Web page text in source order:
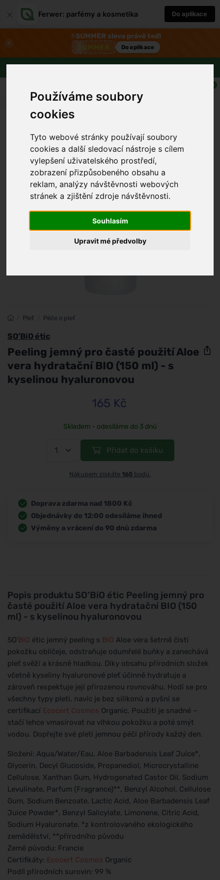
Používáme soubory
cookies
Tyto webové stránky používají soubory
cookies a další sledovací nástroje s cílem
vylepšení uživatelského prostředí,
zobrazení přizpůsobeného obsahu a
reklam, analýzy návštěvnosti webových
stránek a zjištění zdroje návštěvnosti.
Souhlasím
Upravit mé předvolby
Ferwer: parfémy a kosmetika Do aplikace
×
⚡SUMMER sleva právě teď!
Do aplikace
0
Popis produktu SO’BiO étic Peeling jemný pro
časté použití Aloe vera hydratační BIO (150
ml) - s kyselinou hyaluronovou
SO’BiO étic jemný peeling s BIO Aloe vera šetrně čistí
pokožku obličeje, odstraňuje odumřelé buňky a zanechává
pleť svěží a krásně hladkou. Díky obsahu přírodních složek
včetně kyseliny hyaluronové pleť účinně hydratuje a
zároveň respektuje její přirozenou rovnováhu. Hodí se pro
všechny typy pleti, navíc je bez silikonů a pyšní se
certifikací Ecocert Cosmos Organic. Použití je snadné –
stačí lehce vmasírovat na vlhkou pokožku a poté smýt
vodou. Dopřejte své pleti jemnou péči přírody každý den.
Složení: Aqua/Water/Eau, Aloe Barbadensis Leaf Juice*,
Glycerin, Decyl Glucoside, Propanediol, Microcrystalline
Cellulose, Xanthan Gum, Hydrogenated Castor Oil, Sodium
Levulinate, Parfum (Fragrance)**, Benzyl Alcohol, Cellulose
Gum, Sodium Benzoate, Lactic Acid, Aloe Barbadensis Leaf
Juice Powder*, Benzyl Salicylate, Limonene, Citric Acid,
Sodium Hyaluronate. *z kontrolovaného ekologického
zemědělství, **přírodního původu
Země původu: Francie
Certifikáty: Ecocert Cosmos Organic
Podíl přírodních surovin: 99 %
Pleť Péče o pleť
SO’BiO étic
Peeling jemný pro časté použití Aloe
vera hydratační BIO (150 ml) - s
kyselinou hyaluronovou
165 Kč
Skladem - odesíláme do 3 dnů
Přidat do košíku
Nákupem získáte 165 bodů.
Doprava zdarma nad 1800 Kč
Objednávky do 12:00 odesíláme ihned
Výměny a vrácení do 90 dnů zdarma